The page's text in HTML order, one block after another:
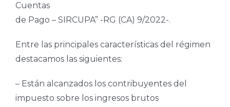
Cuentas
de Pago – SIRCUPA” -RG (CA) 9/2022-.
Entre las principales características del régimen
destacamos las siguientes:
– Están alcanzados los contribuyentes del
impuesto sobre los ingresos brutos